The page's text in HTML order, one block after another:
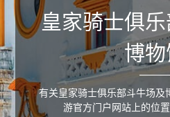
皇家骑士俱
博
有关皇家骑士俱乐部斗牛场及
游官方门户网站上的位